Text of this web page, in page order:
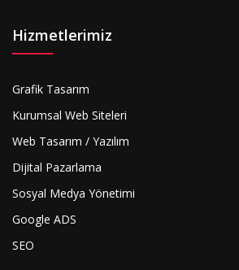
Hizmetlerimiz
Grafik Tasarım
Kurumsal Web Siteleri
Web Tasarım / Yazılım
Dijital Pazarlama
Sosyal Medya Yönetimi
Google ADS
SEO